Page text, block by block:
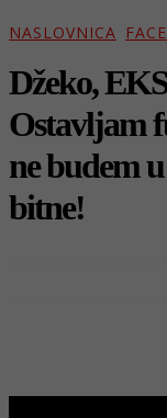
NASLOVNICA
Džeko,
Ostavljam
ne budem
bitne!